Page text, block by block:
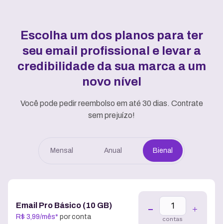
Escolha um dos planos para ter
seu email profissional e levar a
credibilidade da sua marca a um
novo nível
Você pode pedir reembolso em até 30 dias. Contrate
sem prejuízo!
Mensal Anual Bienal
Email Pro Básico (10 GB)
R$ 3,99/mês* por conta contas